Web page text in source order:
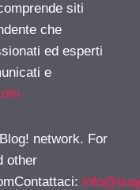
siti
che
ed esperti
e
network. For
other
: